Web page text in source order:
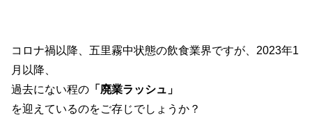
コロナ禍以降、五里霧中状態の飲食業界ですが、2023年1
月以降、
過去にない程の 「廃業ラッシュ」
を迎えているのをご存じでしょうか？